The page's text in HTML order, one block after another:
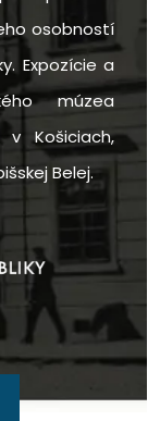
osobností
Expozície a
múzea
Košiciach,
Belej.